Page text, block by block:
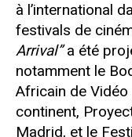
à l’international
festivals de
Arrival”a été
notamment le
Africain de Vidéo
continent,
Madrid, et le